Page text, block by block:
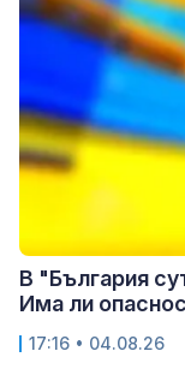
В "България
Има ли
17:16 • 04.08.26